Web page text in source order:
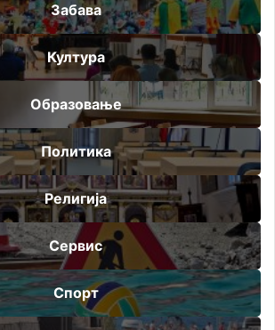
Забава
Култура
Образовање
Политика
Религија
Сервис
Спорт